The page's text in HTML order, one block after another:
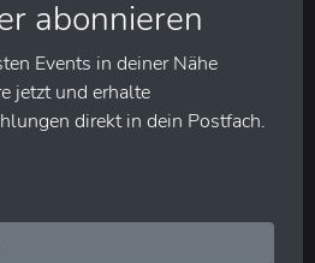
abonnieren
Events in deiner Nähe
jetzt und erhalte
direkt in dein Postfach.